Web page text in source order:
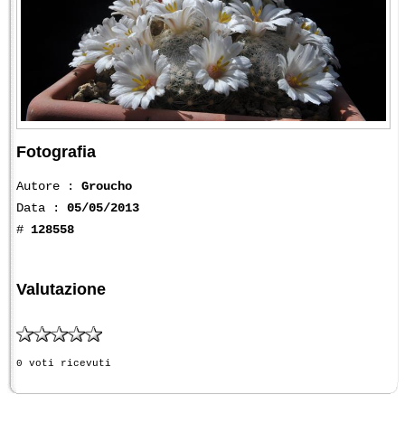
Fotografia
Autore : Groucho
Data : 05/05/2013
# 128558
Valutazione
0 voti ricevuti